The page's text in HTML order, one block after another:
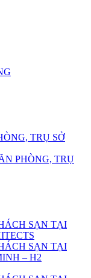
TRỤ SỞ
PHÒNG, TRỤ
SẠN TẠI
SẠN TẠI
– H2